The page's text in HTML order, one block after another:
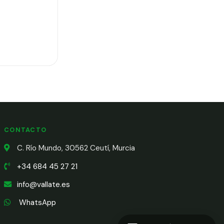
CONTACTO
C. Río Mundo, 30562 Ceutí, Murcia
+34 684 45 27 21
info@vallate.es
WhatsApp